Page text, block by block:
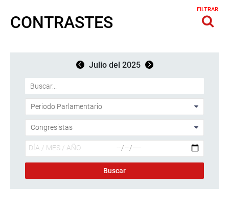
CONTRASTES
FILTRAR
Julio del 2025